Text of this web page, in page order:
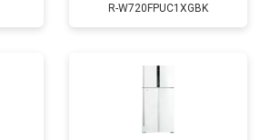
R-W720FPUC1XGBK